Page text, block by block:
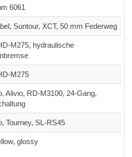
6061
Suntour, XCT, 50 mm Federweg
M275, hydraulische
M275
Alivio, RD-M3100, 24-Gang,
Tourney, SL-RS45
glossy